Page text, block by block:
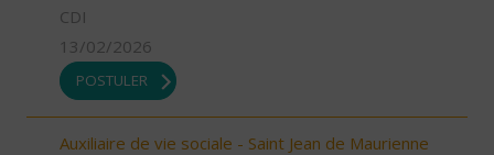
CDI
13/02/2026
POSTULER
Auxiliaire de vie sociale - Saint Jean de Maurienne